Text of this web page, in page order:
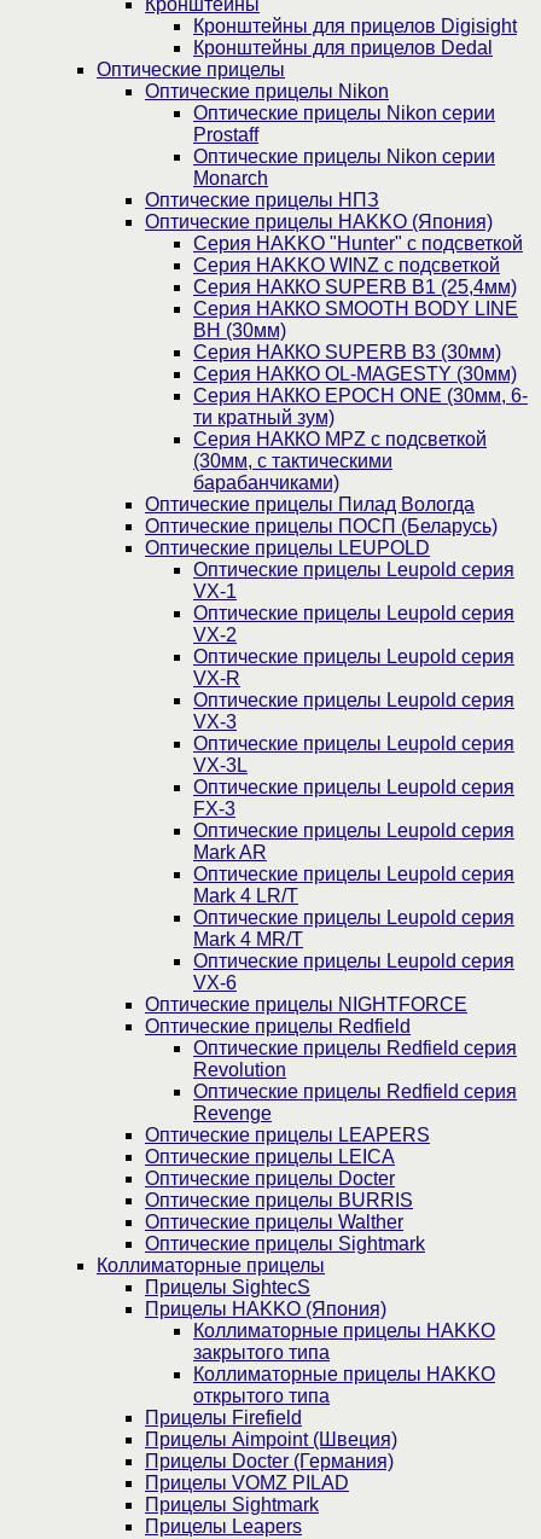
Кронштейны для прицелов Digisight
Кронштейны для прицелов Dedal
Оптические прицелы
Оптические прицелы Nikon
Оптические прицелы Nikon серии
Prostaff
Оптические прицелы Nikon серии
Monarch
Оптические прицелы НПЗ
Оптические прицелы HAKKO (Япония)
Cерия HAKKO "Hunter" с подсветкой
Серия НAKKO WINZ с подсветкой
Серия НАККО SUPERB B1 (25,4мм)
Серия НАККО SMOOTH BODY LINE
BH (30мм)
Серия НАККО SUPERB B3 (30мм)
Серия НАККО OL-MAGESTY (30мм)
Серия НАККО EPOCH ONE (30мм, 6-
ти кратный зум)
Серия НАККО MPZ с подсветкой
(30мм, c тактическими
барабанчиками)
Оптические прицелы Пилад Вологда
Оптические прицелы ПОСП (Беларусь)
Оптические прицелы LEUPOLD
Оптические прицелы Leupold серия
VX-1
Оптические прицелы Leupold серия
VX-2
Оптические прицелы Leupold серия
VX-R
Оптические прицелы Leupold серия
VX-3
Оптические прицелы Leupold серия
VX-3L
Оптические прицелы Leupold серия
FX-3
Оптические прицелы Leupold серия
Mark AR
Оптические прицелы Leupold серия
Mark 4 LR/T
Оптические прицелы Leupold серия
Mark 4 MR/T
Оптические прицелы Leupold серия
VX-6
Оптические прицелы NIGHTFORCE
Оптические прицелы Redfield
Оптические прицелы Redfield серия
Revolution
Оптические прицелы Redfield серия
Revenge
Оптические прицелы LEAPERS
Оптические прицелы LEICA
Оптические прицелы Docter
Оптические прицелы BURRIS
Оптические прицелы Walther
Оптические прицелы Sightmark
Коллиматорные прицелы
Прицелы SightecS
Прицелы HAKKO (Япония)
Коллиматорные прицелы HAKKO
закрытого типа
Коллиматорные прицелы HAKKO
открытого типа
Прицелы Firefield
Прицелы Aimpoint (Швеция)
Прицелы Docter (Германия)
Прицелы VOMZ PILAD
Прицелы Sightmark
Прицелы Leapers